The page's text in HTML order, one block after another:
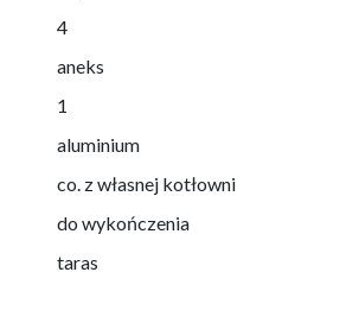
4
aneks
1
aluminium
co. z własnej kotłowni
do wykończenia
taras